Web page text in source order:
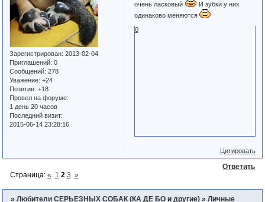
Зарегистрирован: 2013-02-04
Приглашений: 0
Сообщений: 278
Уважение: +24
Позитив: +18
Провел на форуме:
1 день 20 часов
Последний визит:
2015-06-14 23:28:16
очень ласковый
И зубки у них
одинаково меняются
0
Цитировать
Ответить
Страница: « 1 2 3 »
» Любители СЕРЬЕЗНЫХ СОБАК (КА ДЕ БО и другие) » Личные